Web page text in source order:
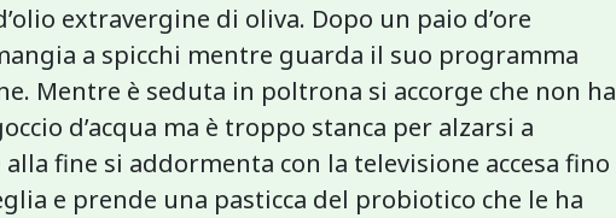
extravergine di oliva. Dopo un paio d’ore
a spicchi mentre guarda il suo programma
Mentre è seduta in poltrona si accorge che non ha
d’acqua ma è troppo stanca per alzarsi a
fine si addormenta con la televisione accesa fino
e prende una pasticca del probiotico che le ha